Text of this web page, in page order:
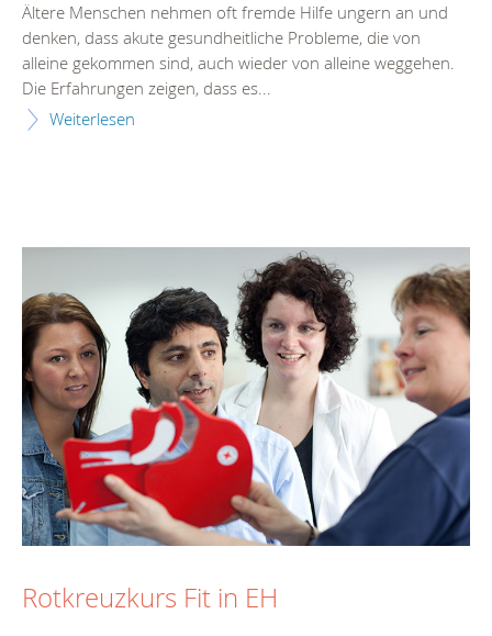
Ältere Menschen nehmen oft fremde Hilfe ungern an und
denken, dass akute gesundheitliche Probleme, die von
alleine gekommen sind, auch wieder von alleine weggehen.
Die Erfahrungen zeigen, dass es...
Weiterlesen
Rotkreuzkurs Fit in EH